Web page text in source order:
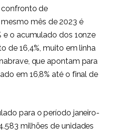
confronto de
mês de 2023 é
e o acumulado dos 1onze
de 16,4%, muito em linha
que apontam para
em 16,8% até o final de
para o período janeiro-
milhões de unidades